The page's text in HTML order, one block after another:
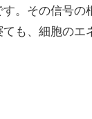
。その信号
も、細胞の